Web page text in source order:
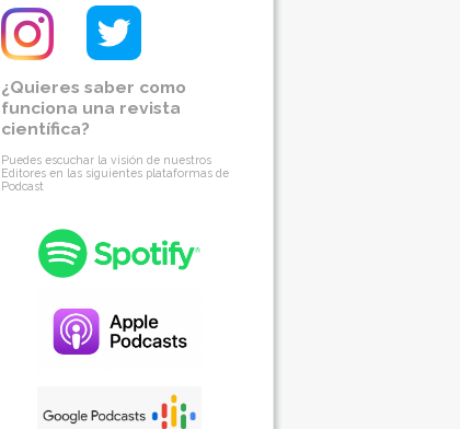
¿Quieres saber como
funciona una revista
científica?
Puedes escuchar la visión de nuestros
Editores en las siguientes plataformas de
Podcast